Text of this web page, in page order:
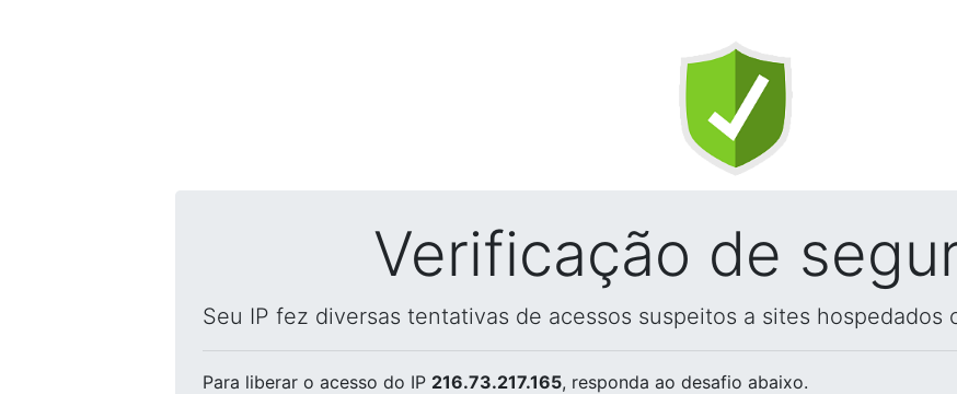
Verificação de
Seu IP fez diversas tentativas de acessos suspeitos a sites hospedados
Para liberar o acesso do IP 216.73.217.165, responda ao desafio abaixo.